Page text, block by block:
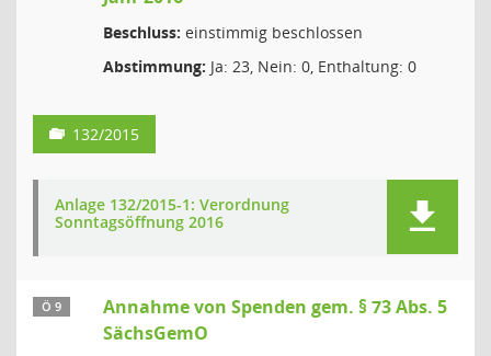
Beschluss: einstimmig beschlossen
Abstimmung: Ja: 23, Nein: 0, Enthaltung: 0
132/2015
Anlage 132/2015-1: Verordnung
Sonntagsöffnung 2016
Ö 9
Annahme von Spenden gem. § 73 Abs. 5
SächsGemO